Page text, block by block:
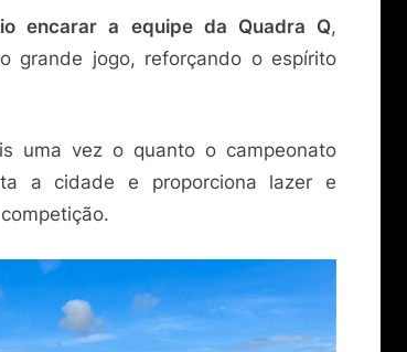
encarar a equipe da Quadra Q,
grande jogo, reforçando o espírito
uma vez o quanto o campeonato
a cidade e proporciona lazer e